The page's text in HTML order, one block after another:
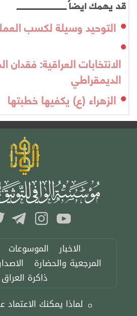
قد يهمك ايضاً
التوحيد وسيلة لكسب
الانتخابات العراقية:
الديمقراطي
الزهراء (ع) يكفيها خطبتها
الاخبار الموسوعات
المرجعية والحضارة
ذاكرة العراق
لماذا يمكنك الاعتماد